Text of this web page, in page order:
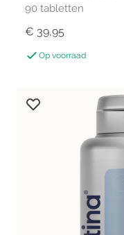
90 tabletten
€ 39,95
Op voorraad